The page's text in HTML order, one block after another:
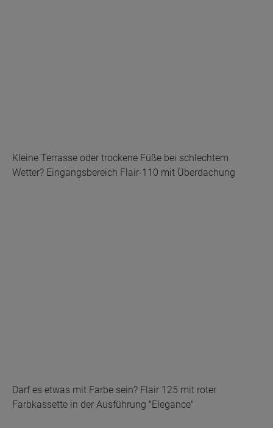
Kleine Terrasse oder trockene Füße bei schlechtem
Wetter? Eingangsbereich Flair-110 mit Überdachung
Darf es etwas mit Farbe sein? Flair 125 mit roter
Farbkassette in der Ausführung "Elegance"